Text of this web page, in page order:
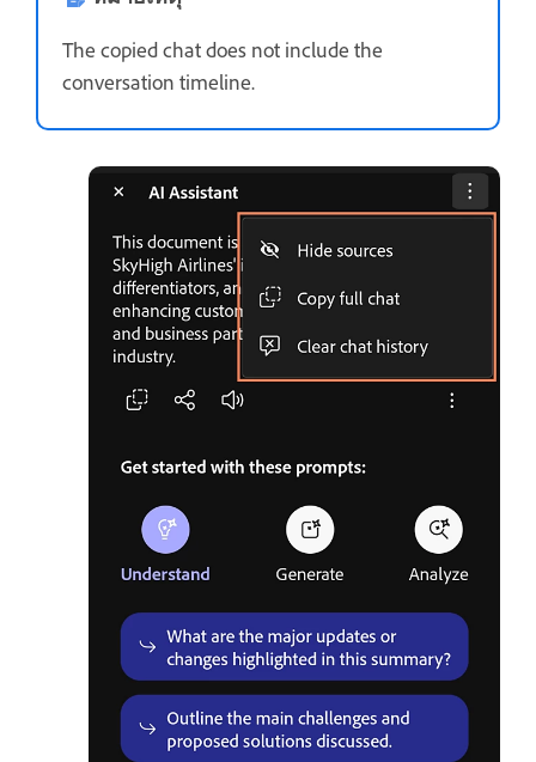
The copied chat does not include the
conversation timeline.